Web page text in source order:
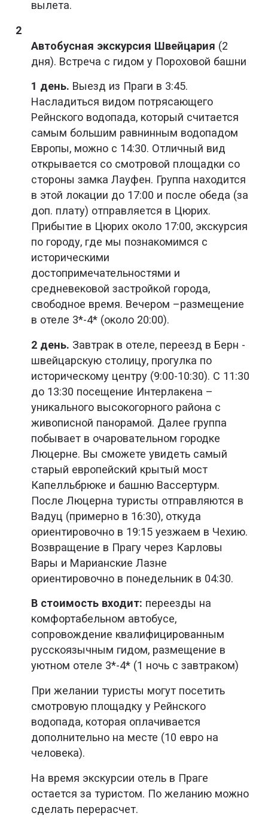
вылета.
Автобусная экскурсия Швейцария (2
дня). Встреча с гидом у Пороховой башни
1 день. Выезд из Праги в 3:45.
Насладиться видом потрясающего
Рейнского водопада, который считается
самым большим равнинным водопадом
Европы, можно с 14:30. Отличный вид
открывается со смотровой площадки со
стороны замка Лауфен. Группа находится
в этой локации до 17:00 и после обеда (за
доп. плату) отправляется в Цюрих.
Прибытие в Цюрих около 17:00, экскурсия
по городу, где мы познакомимся с
историческими
достопримечательностями и
средневековой застройкой города,
свободное время. Вечером –размещение
в отеле 3*-4* (около 20:00).
2 день. Завтрак в отеле, переезд в Берн -
швейцарскую столицу, прогулка по
историческому центру (9:00-10:30). С 11:30
до 13:30 посещение Интерлакена –
уникального высокогорного района с
живописной панорамой. Далее группа
побывает в очаровательном городке
Люцерне. Вы сможете увидеть самый
старый европейский крытый мост
Капелльбрюке и башню Вассертурм.
После Люцерна туристы отправляются в
Вадуц (примерно в 16:30), откуда
ориентировочно в 19:15 уезжаем в Чехию.
Возвращение в Прагу через Карловы
Вары и Марианские Лазне
ориентировочно в понедельник в 04:30.
В стоимость входит: переезды на
комфортабельном автобусе,
сопровождение квалифицированным
русскоязычным гидом, размещение в
уютном отеле 3*-4* (1 ночь с завтраком)
При желании туристы могут посетить
смотровую площадку у Рейнского
водопада, которая оплачивается
дополнительно на месте (10 евро на
человека).
На время экскурсии отель в Праге
остается за туристом. По желанию можно
сделать перерасчет.